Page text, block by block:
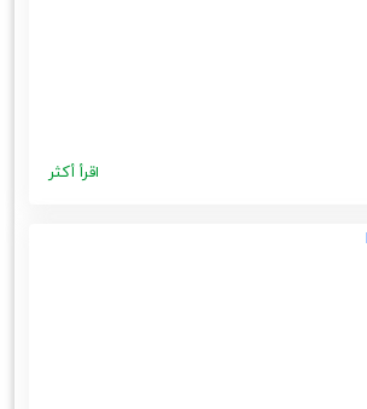
اقرأ أكثر